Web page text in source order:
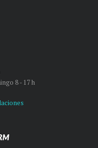
8 - 17 h